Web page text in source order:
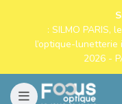
: SILMO PARIS,
l’optique-lunetterie
2026 -